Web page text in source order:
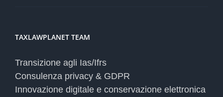
TAXLAWPLANET TEAM
Transizione agli Ias/Ifrs
Consulenza privacy & GDPR
Innovazione digitale e conservazione elettronica